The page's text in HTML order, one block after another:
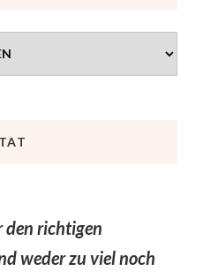
den richtigen
weder zu viel noch